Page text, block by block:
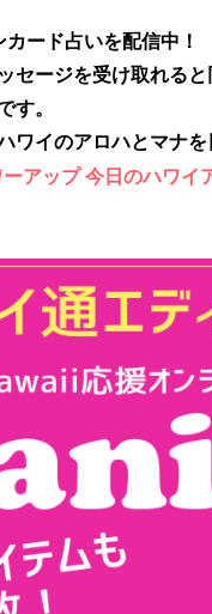
ード占いを配信中！
セージを受け取れる
す。
ワイのアロハとマナを
アップ 今日のハワイ